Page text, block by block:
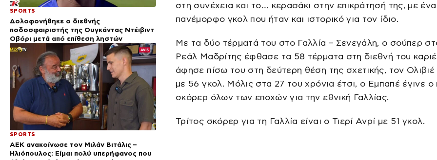
SPORTS
Δολοφονήθηκε ο διεθνής
ποδοσφαιριστής της Ουγκάντας Ντέιβιντ
Οβόρι μετά από επίθεση ληστών
SPORTS
ΑΕΚ ανακοίνωσε τον Μιλάν Βιτάλις –
Ηλιόπουλος: Είμαι πολύ υπερήφανος που
στη συνέχεια και το… κερασάκι στην επικράτησή της, με ένα
πανέμορφο γκολ που ήταν και ιστορικό για τον ίδιο.
Με τα δύο τέρματά του στο Γαλλία – Σενεγάλη, ο σούπερ
Ρεάλ Μαδρίτης έφθασε τα 58 τέρματα στη διεθνή του
άφησε πίσω του στη δεύτερη θέση της σχετικής, τον Ολιβιέ
με 56 γκολ. Μόλις στα 27 του χρόνια έτσι, ο Εμπαπέ έγινε
σκόρερ όλων των εποχών για την εθνική Γαλλίας.
Τρίτος σκόρερ για τη Γαλλία είναι ο Τιερί Ανρί με 51 γκολ.